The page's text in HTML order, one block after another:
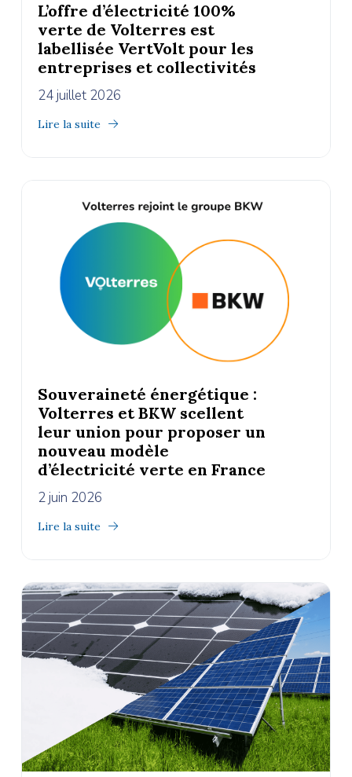
L’offre d’électricité 100%
verte de Volterres est
labellisée VertVolt pour les
entreprises et collectivités
24 juillet 2026
Lire la suite
Souveraineté énergétique :
Volterres et BKW scellent
leur union pour proposer un
nouveau modèle
d’électricité verte en France
2 juin 2026
Lire la suite